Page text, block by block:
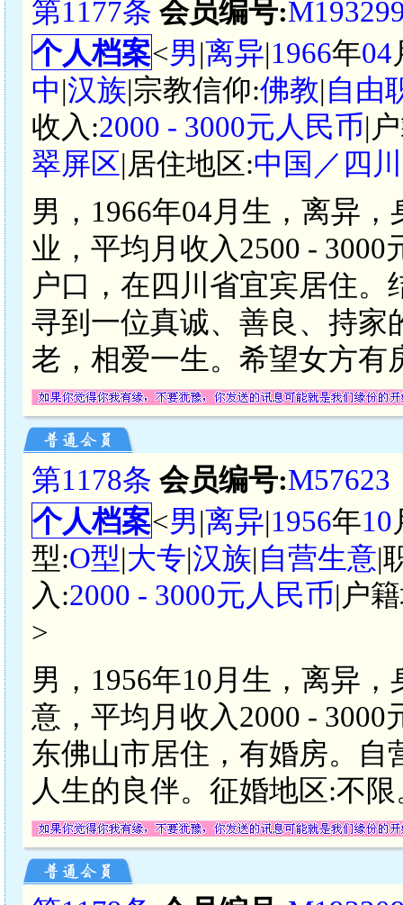
第1177条 会员编号:
个人档案<男|离异|1966年04
中|汉族|宗教信仰:佛教|自由
收入:2000 - 3000元人民币|
翠屏区|居住地区:中国／四
男，1966年04月生，离异
业，平均月收入2500 -
户口，在四川省宜宾居住
寻到一位真诚、善良、持家
老，相爱一生。希望女方有
第1178条 会员编号:M57623
个人档案<男|离异|1956年10
型:O型|大专|汉族|自营生意|
入:2000 - 3000元人民币|户
>
男，1956年10月生，离异
意，平均月收入2000 -
东佛山市居住，有婚房。
人生的良伴。征婚地区:不限